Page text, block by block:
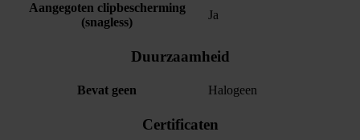
Aangegoten clipbescherming
(snagless)
Ja
Duurzaamheid
Bevat geen Halogeen
Certificaten